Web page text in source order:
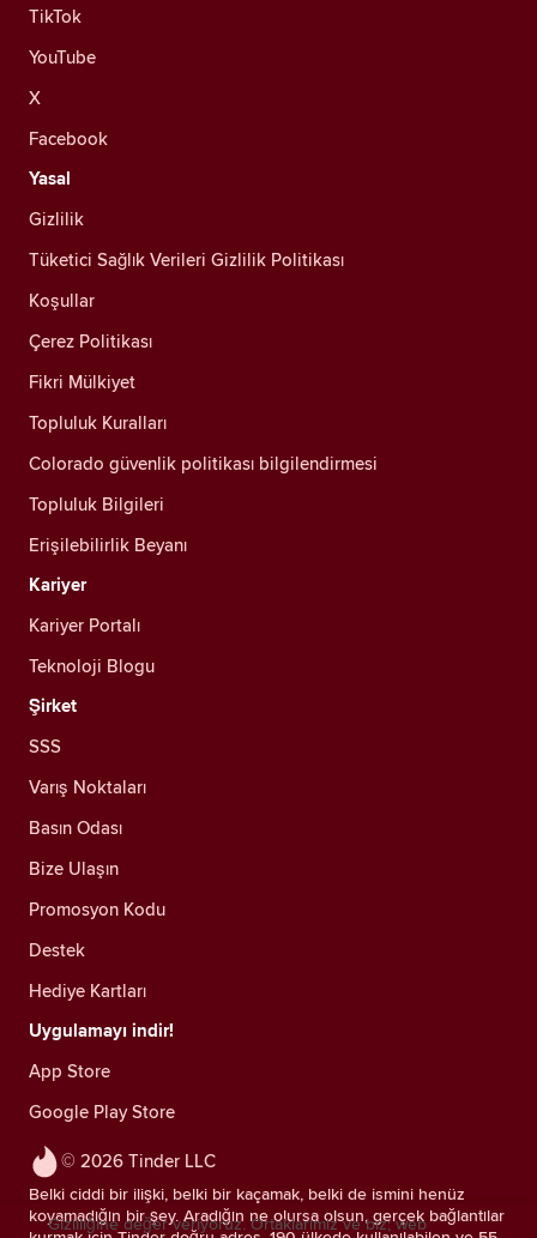
© 2026 Tinder LLC
Belki ciddi bir ilişki, belki bir kaçamak, belki de ismini henüz
koyamadığın bir şey. Aradığın ne olursa olsun, gerçek bağlantılar
TikTok
YouTube
X
Facebook
Yasal
Gizlilik
Tüketici Sağlık Verileri Gizlilik Politikası
Koşullar
Çerez Politikası
Fikri Mülkiyet
Topluluk Kuralları
Colorado güvenlik politikası bilgilendirmesi
Topluluk Bilgileri
Erişilebilirlik Beyanı
Kariyer
Kariyer Portalı
Teknoloji Blogu
Şirket
SSS
Varış Noktaları
Basın Odası
Bize Ulaşın
Promosyon Kodu
Destek
Hediye Kartları
Uygulamayı indir!
App Store
Google Play Store
Gizliliğine değer veriyoruz. Ortaklarımız ve biz; web